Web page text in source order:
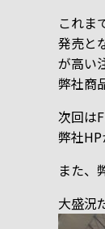
これま
発売と
が高い
弊社商
次回は
弊社
また、
大盛況